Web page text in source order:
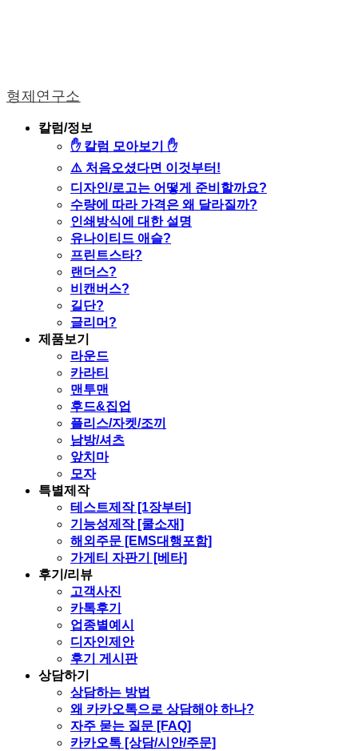
형제연구소
칼럼/정보
✋ 칼럼 모아보기 ✋
⚠️ 처음오셨다면 이것부터!
디자인/로고는 어떻게 준비할까요?
수량에 따라 가격은 왜 달라질까?
인쇄방식에 대한 설명
유나이티드 애슬?
프린트스타?
랜더스?
비캔버스?
길단?
글리머?
제품보기
라운드
카라티
맨투맨
후드&집업
플리스/자켓/조끼
남방/셔츠
앞치마
모자
특별제작
테스트제작 [1장부터]
기능성제작 [쿨소재]
해외주문 [EMS대행포함]
가게티 자판기 [베타]
후기/리뷰
고객사진
카톡후기
업종별예시
디자인제안
후기 게시판
상담하기
상담하는 방법
왜 카카오톡으로 상담해야 하나?
자주 묻는 질문 [FAQ]
카카오톡 [상담/시안/주문]